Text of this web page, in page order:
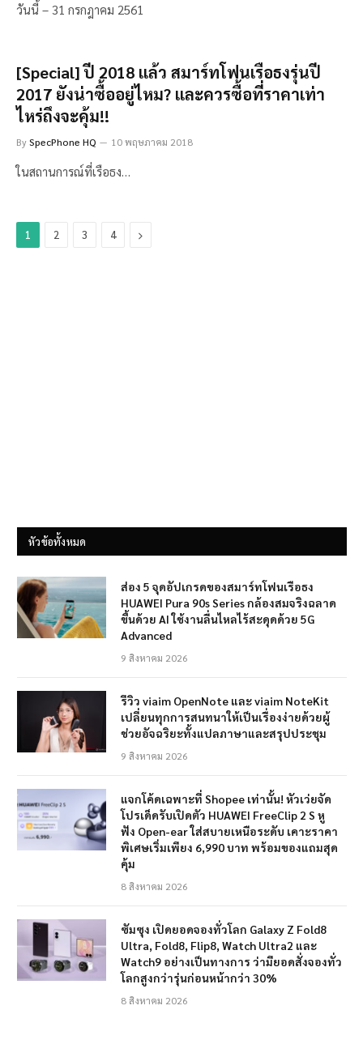
วันนี้ – 31 กรกฎาคม 2561
[Special] ปี 2018 แล้ว สมาร์ทโฟนเรือธงรุ่นปี
2017 ยังน่าซื้ออยู่ไหม? และควรซื้อที่ราคาเท่า
ไหร่ถึงจะคุ้ม!!
BySpecPhone HQ 10 พฤษภาคม 2018
ในสถานการณ์ที่เรือธง…
1 2 3 4 Next
หัวข้อทั้งหมด
ส่อง 5 จุดอัปเกรดของสมาร์ทโฟนเรือธง
HUAWEI Pura 90s Series กล้องสมจริงฉลาด
ขึ้นด้วย AI ใช้งานลื่นไหลไร้สะดุดด้วย 5G
Advanced
9 สิงหาคม 2026
รีวิว viaim OpenNote และ viaim NoteKit
เปลี่ยนทุกการสนทนาให้เป็นเรื่องง่ายด้วยผู้
ช่วยอัจฉริยะทั้งแปลภาษาและสรุปประชุม
9 สิงหาคม 2026
แจกโค้ดเฉพาะที่ Shopee เท่านั้น! หัวเว่ยจัด
โปรเด็ดรับเปิดตัว HUAWEI FreeClip 2 S หู
ฟัง Open-ear ใส่สบายเหนือระดับ เคาะราคา
พิเศษเริ่มเพียง 6,990 บาท พร้อมของแถมสุด
คุ้ม
8 สิงหาคม 2026
ซัมซุง เปิดยอดจองทั่วโลก Galaxy Z Fold8
Ultra, Fold8, Flip8, Watch Ultra2 และ
Watch9 อย่างเป็นทางการ ว่ามียอดสั่งจองทั่ว
โลกสูงกว่ารุ่นก่อนหน้ากว่า 30%
8 สิงหาคม 2026